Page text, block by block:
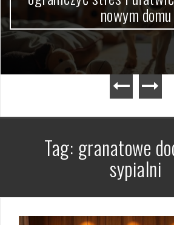
nowym domu
Tag: granatowe
sypialni